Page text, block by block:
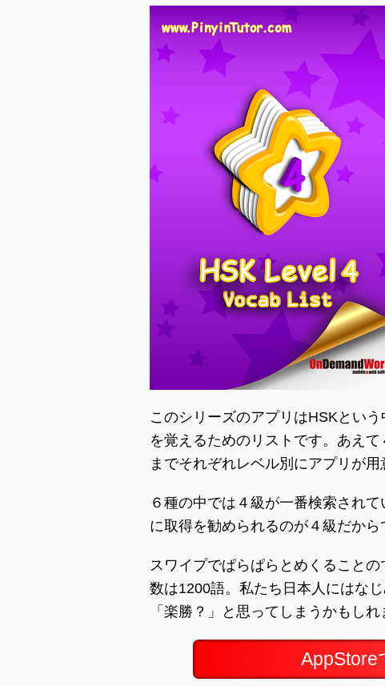
このシリーズのアプリはHSKとい
を覚えるためのリストです。あえ
までそれぞれレベル別にアプリが用
６種の中では４級が一番検索され
に取得を勧められるのが４級だから
スワイプでぱらぱらとめくること
数は1200語。私たち日本人にはな
「楽勝？」と思ってしまうかもしれ
AppStore